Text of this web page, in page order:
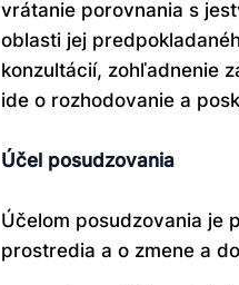
vrátanie porovnania s
oblasti jej
konzultácií, zohľadnenie
ide o rozhodovanie a
Účel posudzovania
Účelom posudzovania je
prostredia a o zmene a